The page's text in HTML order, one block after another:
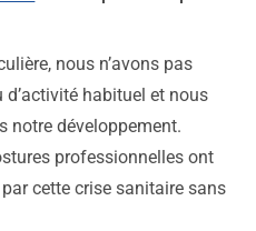
nous n’avons pas
d’activité habituel et nous
notre développement.
professionnelles ont
cette crise sanitaire sans